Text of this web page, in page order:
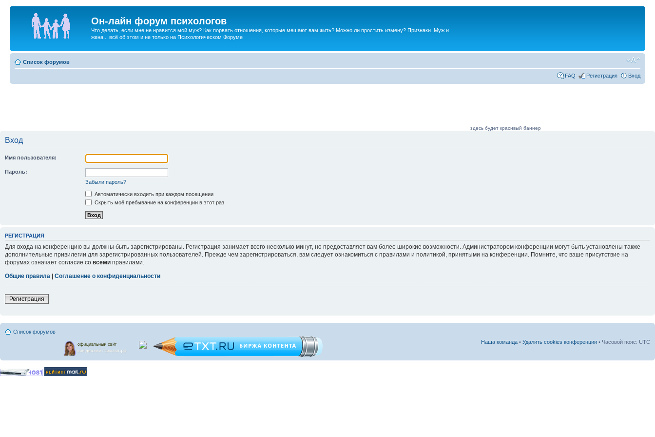
Он-лайн форум психологов
Что делать, если мне не нравится мой муж? Как порвать отношения, которые мешают вам жить? Можно ли простить измену? Признаки. Муж и
жена... всё об этом и не только на Психологическом Форуме
Список форумов
FAQ Регистрация Вход
здесь будет красивый баннер
Вход
Имя пользователя:
Пароль:
Забыли пароль?
Автоматически входить при каждом посещении
Скрыть моё пребывание на конференции в этот раз
РЕГИСТРАЦИЯ
Для входа на конференцию вы должны быть зарегистрированы. Регистрация занимает всего несколько минут, но предоставляет вам более широкие возможности. Администратором конференции могут быть установлены также
дополнительные привилегии для зарегистрированных пользователей. Прежде чем зарегистрироваться, вам следует ознакомиться с правилами и политикой, принятыми на конференции. Помните, что ваше присутствие на
форумах означает согласие со всеми правилами.
Общие правила
Соглашение о конфиденциальности
Регистрация
Список форумов
Наша команда • Удалить cookies конференции • Часовой пояс: UTC